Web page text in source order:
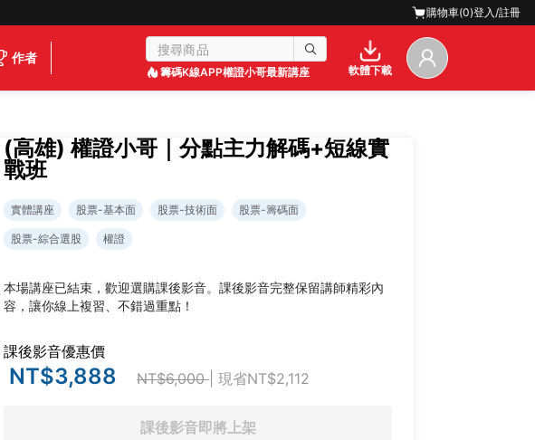
購物車(0)登入/註冊
作者
籌碼K線APP權證小哥最新講座 軟體下載
(高雄) 權證小哥｜分點主力解碼+短線實
戰班
實體講座 股票-基本面 股票-技術面 股票-籌碼面
股票-綜合選股 權證
本場講座已結束，歡迎選購課後影音。課後影音完整保留講師精彩內
容，讓你線上複習、不錯過重點！
課後影音優惠價
NT$3,888 NT$6,000| 現省NT$2,112
課後影音即將上架